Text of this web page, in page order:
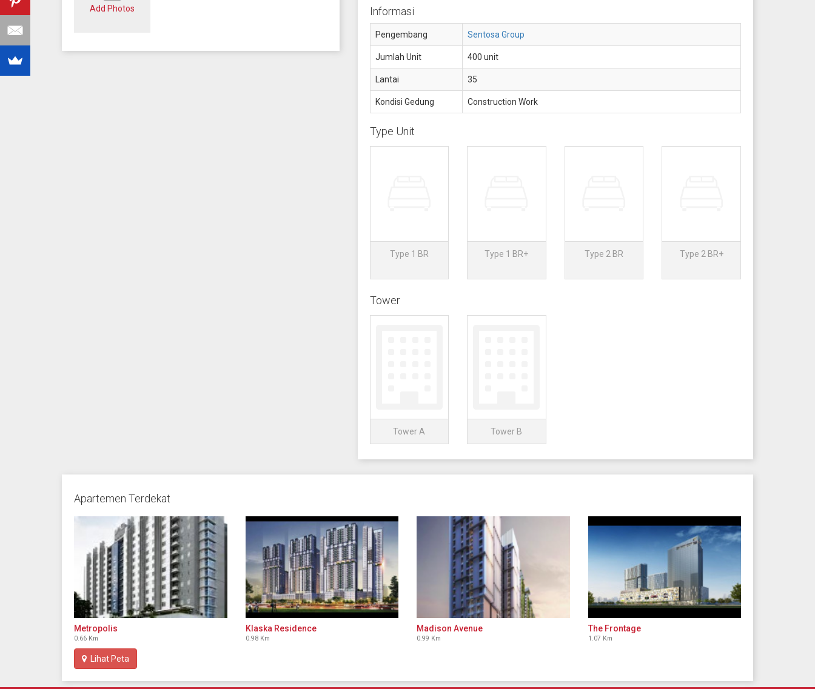
Informasi
Pengembang Sentosa Group
Jumlah Unit 400 unit
Lantai 35
Kondisi Gedung Construction Work
Type Unit
Type 1 BR Type 1 BR+ Type 2 BR Type 2 BR+
Tower
Tower A Tower B
Add Photos
Apartemen Terdekat
Metropolis
0.66 Km
Klaska Residence
0.98 Km
Madison Avenue
0.99 Km
The Frontage
1.07 Km
Lihat Peta